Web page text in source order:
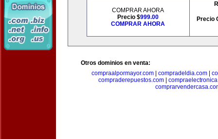
COMPRAR AHORA
Precio $999.00
COMPRAR AHORA
Precio
Otros dominios en venta:
compraalpormayor.com| compradeldia.com|
compraderepuestos.com|